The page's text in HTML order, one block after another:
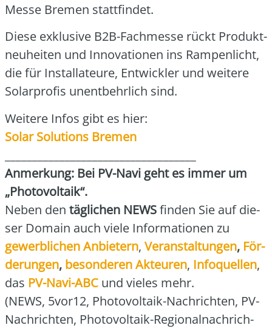
Mes­se Bre­men statt­fin­det.
Die­se exklu­si­ve B2B-Fach­mes­se rückt Pro­dukt­
neu­hei­ten und Inno­va­tio­nen ins Ram­pen­licht,
die für Instal­la­teu­re, Ent­wick­ler und wei­te­re
Solar­pro­fis unent­behr­lich sind.
Wei­te­re Infos gibt es hier:
Solar Solu­ti­ons Bre­men
Anmer­kung: Bei PV-Navi geht es immer um
„Pho­to­vol­ta­ik“.
Neben den täg­li­chen NEWSfin­den Sie auf die­
ser Domain auch vie­le Infor­ma­tio­nen zu
gewerb­li­chen Anbie­tern, Ver­an­stal­tun­gen, För­
de­run­gen, beson­de­ren Akteu­ren, Info­quel­len,
das PV-Navi-ABC und vie­les mehr.
(NEWS, 5vor12, Pho­to­vol­ta­ik-Nach­rich­ten, PV-
Nach­rich­ten, Pho­to­vol­ta­ik-Regio­nal­nach­rich­